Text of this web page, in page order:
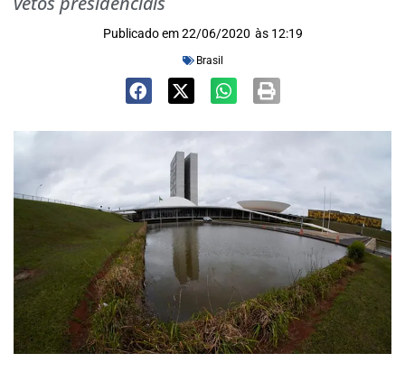
Publicado em 22/06/2020 às 12:19
Brasil